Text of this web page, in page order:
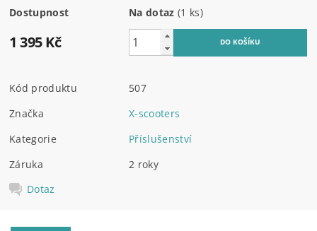
Dostupnost Na dotaz (1 ks)
1 395 Kč
Kód produktu
507
Značka
X-scooters
Kategorie
Příslušenství
Záruka
2 roky
Dotaz